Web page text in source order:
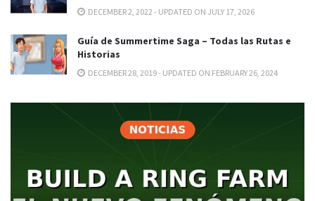
DECEMBER 2, 2022 - UPDATED ON JULY 17, 2026
Guía de Summertime Saga – Todas las Rutas e
Historias
DECEMBER 28, 2019 - UPDATED ON FEBRUARY 26, 2024